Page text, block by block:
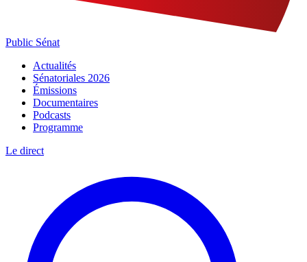
Public Sénat
Actualités
Sénatoriales 2026
Émissions
Documentaires
Podcasts
Programme
Le direct